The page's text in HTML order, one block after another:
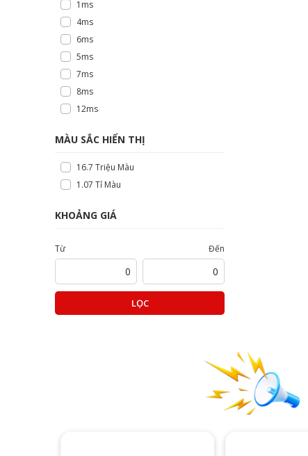
1ms
4ms
6ms
5ms
7ms
8ms
12ms
MÀU SẮC HIỂN THỊ
16.7 Triệu Màu
1.07 Tỉ Màu
KHOẢNG GIÁ
Từ Đến
LỌC